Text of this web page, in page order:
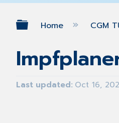
Expand/
Home CGM
Last updated Oct 16,